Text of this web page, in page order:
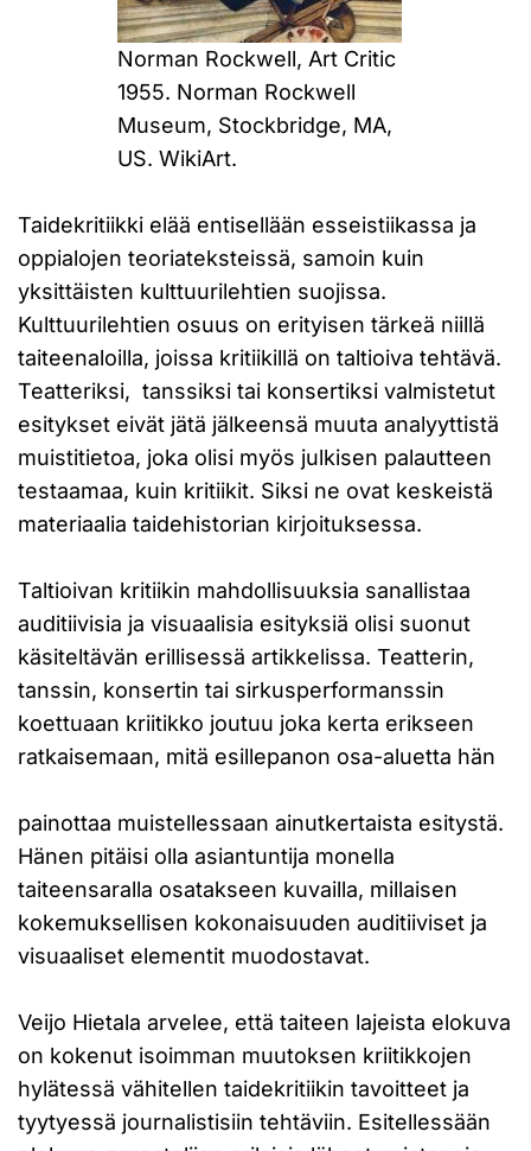
Norman Rockwell, Art Critic
1955. Norman Rockwell
Museum, Stockbridge, MA,
US. WikiArt.
Taidekritiikki elää entisellään esseistiikassa ja
oppialojen teoriateksteissä, samoin kuin
yksittäisten kulttuurilehtien suojissa.
Kulttuurilehtien osuus on erityisen tärkeä niillä
taiteenaloilla, joissa kritiikillä on taltioiva tehtävä.
Teatteriksi, tanssiksi tai konsertiksi valmistetut
esitykset eivät jätä jälkeensä muuta analyyttistä
muistitietoa, joka olisi myös julkisen palautteen
testaamaa, kuin kritiikit. Siksi ne ovat keskeistä
materiaalia taidehistorian kirjoituksessa.
Taltioivan kritiikin mahdollisuuksia sanallistaa
auditiivisia ja visuaalisia esityksiä olisi suonut
käsiteltävän erillisessä artikkelissa. Teatterin,
tanssin, konsertin tai sirkusperformanssin
koettuaan kriitikko joutuu joka kerta erikseen
ratkaisemaan, mitä esillepanon osa-aluetta hän
painottaa muistellessaan ainutkertaista esitystä.
Hänen pitäisi olla asiantuntija monella
taiteensaralla osatakseen kuvailla, millaisen
kokemuksellisen kokonaisuuden auditiiviset ja
visuaaliset elementit muodostavat.
Veijo Hietala arvelee, että taiteen lajeista elokuva
on kokenut isoimman muutoksen kriitikkojen
hylätessä vähitellen taidekritiikin tavoitteet ja
tyytyessä journalistisiin tehtäviin. Esitellessään